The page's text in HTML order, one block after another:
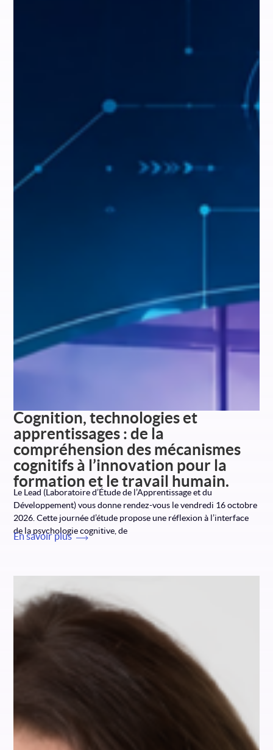
Cognition, technologies et
apprentissages : de la
compréhension des mécanismes
cognitifs à l’innovation pour la
formation et le travail humain.
Le Lead (Laboratoire d’Étude de l’Apprentissage et du
Développement) vous donne rendez-vous le vendredi 16 octobre
2026. Cette journée d’étude propose une réflexion à l’interface
de la psychologie cognitive, de
En savoir plus